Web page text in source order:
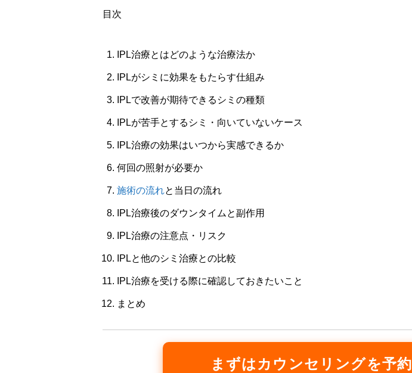
目次
IPL治療とはどのような治療法か
IPLがシミに効果をもたらす仕組み
IPLで改善が期待できるシミの種類
IPLが苦手とするシミ・向いていないケース
IPL治療の効果はいつから実感できるか
何回の照射が必要か
施術の流れと当日の流れ
IPL治療後のダウンタイムと副作用
IPL治療の注意点・リスク
IPLと他のシミ治療との比較
IPL治療を受ける際に確認しておきたいこと
まとめ
まずはカウンセリングを予約